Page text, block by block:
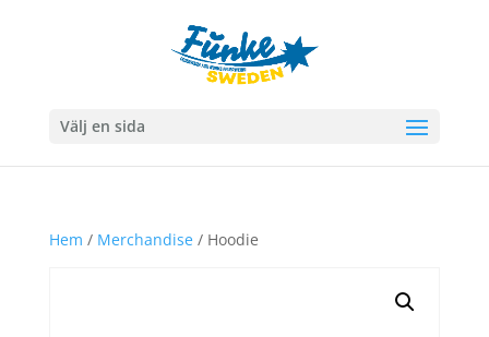
Välj en sida
Hem / Merchandise/ Hoodie